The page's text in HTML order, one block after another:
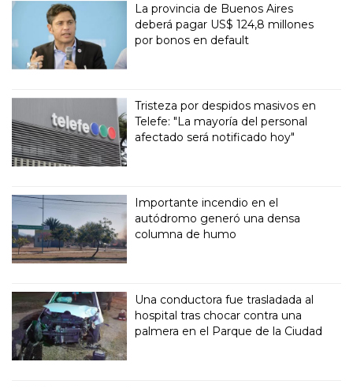
La provincia de Buenos Aires
deberá pagar US$ 124,8 millones
por bonos en default
Tristeza por despidos masivos en
Telefe: "La mayoría del personal
afectado será notificado hoy"
Importante incendio en el
autódromo generó una densa
columna de humo
Una conductora fue trasladada al
hospital tras chocar contra una
palmera en el Parque de la Ciudad